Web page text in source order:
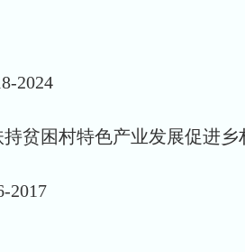
2024
贫困村特色产业发展促进乡
2017